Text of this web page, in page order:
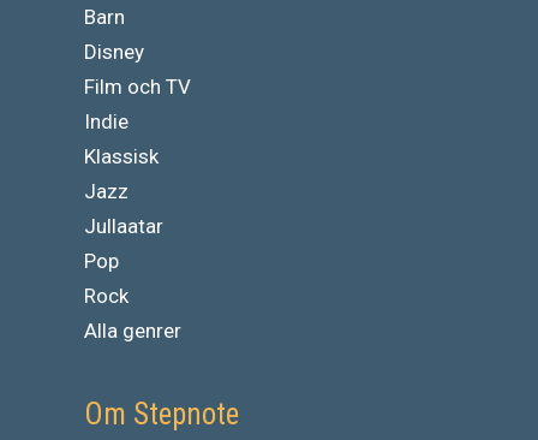
Barn
Disney
Film och TV
Indie
Klassisk
Jazz
Jullaatar
Pop
Rock
Alla genrer
Om Stepnote